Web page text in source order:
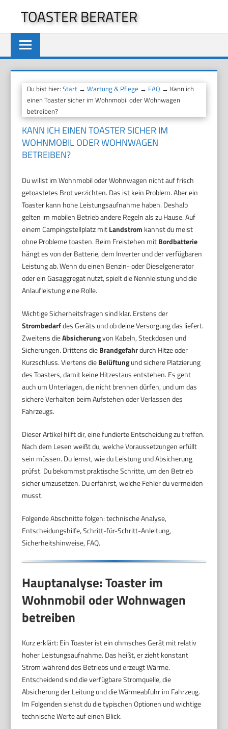
springen
TOASTER BERATER
Du bist hier:Start →Wartung & Pflege → FAQ → Kann ich
einen Toaster sicher im Wohnmobil oder Wohnwagen
betreiben?
KANN ICH EINEN TOASTER SICHER IM
WOHNMOBIL ODER WOHNWAGEN
BETREIBEN?
Du willst im Wohnmobil oder Wohnwagen nicht auf frisch
getoastetes Brot verzichten. Das ist kein Problem. Aber ein
Toaster kann hohe Leistungsaufnahme haben. Deshalb
gelten im mobilen Betrieb andere Regeln als zu Hause. Auf
einem Campingstellplatz mitLandstrom kannst du meist
ohne Probleme toasten. Beim Freistehen mitBordbatterie
hängt es von der Batterie, dem Inverter und der verfügbaren
Leistung ab. Wenn du einen Benzin- oder Dieselgenerator
oder ein Gasaggregat nutzt, spielt die Nennleistung und die
Anlaufleistung eine Rolle.
Wichtige Sicherheitsfragen sind klar. Erstens der
Strombedarfdes Geräts und ob deine Versorgung das liefert.
Zweitens dieAbsicherungvon Kabeln, Steckdosen und
Sicherungen. Drittens dieBrandgefahrdurch Hitze oder
Kurzschluss. Viertens dieBelüftungund sichere Platzierung
des Toasters, damit keine Hitzestaus entstehen. Es geht
auch um Unterlagen, die nicht brennen dürfen, und um das
sichere Verhalten beim Aufstehen oder Verlassen des
Fahrzeugs.
Dieser Artikel hilft dir, eine fundierte Entscheidung zu treffen.
Nach dem Lesen weißt du, welche Voraussetzungen erfüllt
sein müssen. Du lernst, wie du Leistung und Absicherung
prüfst. Du bekommst praktische Schritte, um den Betrieb
sicher umzusetzen. Du erfährst, welche Fehler du vermeiden
musst.
Folgende Abschnitte folgen: technische Analyse,
Entscheidungshilfe, Schritt-für-Schritt-Anleitung,
Sicherheitshinweise, FAQ.
Hauptanalyse: Toaster im
Wohnmobil oder Wohnwagen
betreiben
Kurz erklärt: Ein Toaster ist ein ohmsches Gerät mit relativ
hoher Leistungsaufnahme. Das heißt, er zieht konstant
Strom während des Betriebs und erzeugt Wärme.
Entscheidend sind die verfügbare Stromquelle, die
Absicherung der Leitung und die Wärmeabfuhr im Fahrzeug.
Im Folgenden siehst du die typischen Optionen und wichtige
technische Werte auf einen Blick.